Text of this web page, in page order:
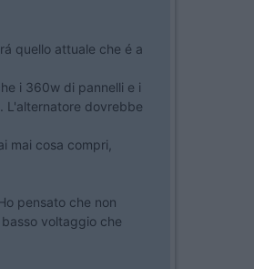
quello attuale che é a
i 360w di pannelli e i
L'alternatore dovrebbe
mai cosa compri,
pensato che non
voltaggio che